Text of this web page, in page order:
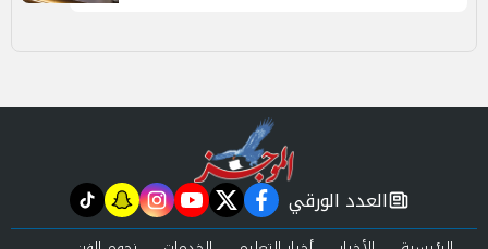
newspaper
العدد الورقي facebook
twitter
youtube
instagram
snapchat
tiktok